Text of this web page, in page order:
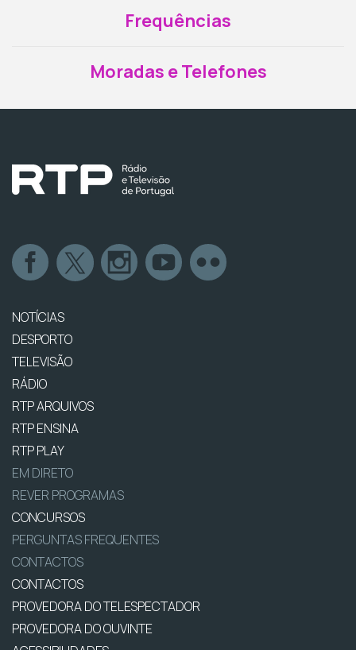
Frequências
Moradas e Telefones
NOTÍCIAS
DESPORTO
TELEVISÃO
RÁDIO
RTP ARQUIVOS
RTP ENSINA
RTP PLAY
EM DIRETO
REVER PROGRAMAS
CONCURSOS
PERGUNTAS FREQUENTES
CONTACTOS
CONTACTOS
PROVEDORA DO TELESPECTADOR
PROVEDORA DO OUVINTE